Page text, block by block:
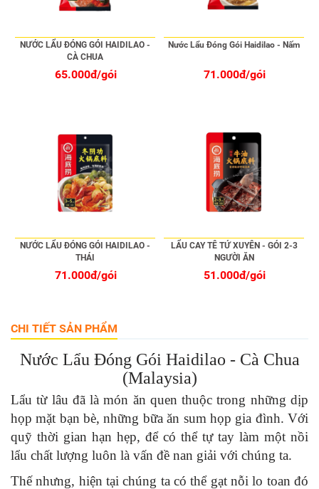
NƯỚC LẨU ĐÓNG GÓI HAIDILAO -
CÀ CHUA
65.000đ/gói
Nước Lẩu Đóng Gói Haidilao - Nấm
71.000đ/gói
NƯỚC LẨU ĐÓNG GÓI HAIDILAO -
THÁI
71.000đ/gói
LẨU CAY TÊ TỨ XUYÊN - GÓI 2-3
NGƯỜI ĂN
51.000đ/gói
CHI TIẾT SẢN PHẨM
Nước Lẩu Đóng Gói Haidilao - Cà Chua
(Malaysia)
Lẩu từ lâu đã là món ăn quen thuộc trong những dịp
họp mặt bạn bè, những bữa ăn sum họp gia đình. Với
quỹ thời gian hạn hẹp, để có thể tự tay làm một nồi
lẩu chất lượng luôn là vấn đề nan giải với chúng ta.
Thế nhưng, hiện tại chúng ta có thể gạt nỗi lo toan đó